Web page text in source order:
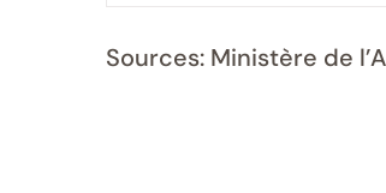
Sources: Ministère de